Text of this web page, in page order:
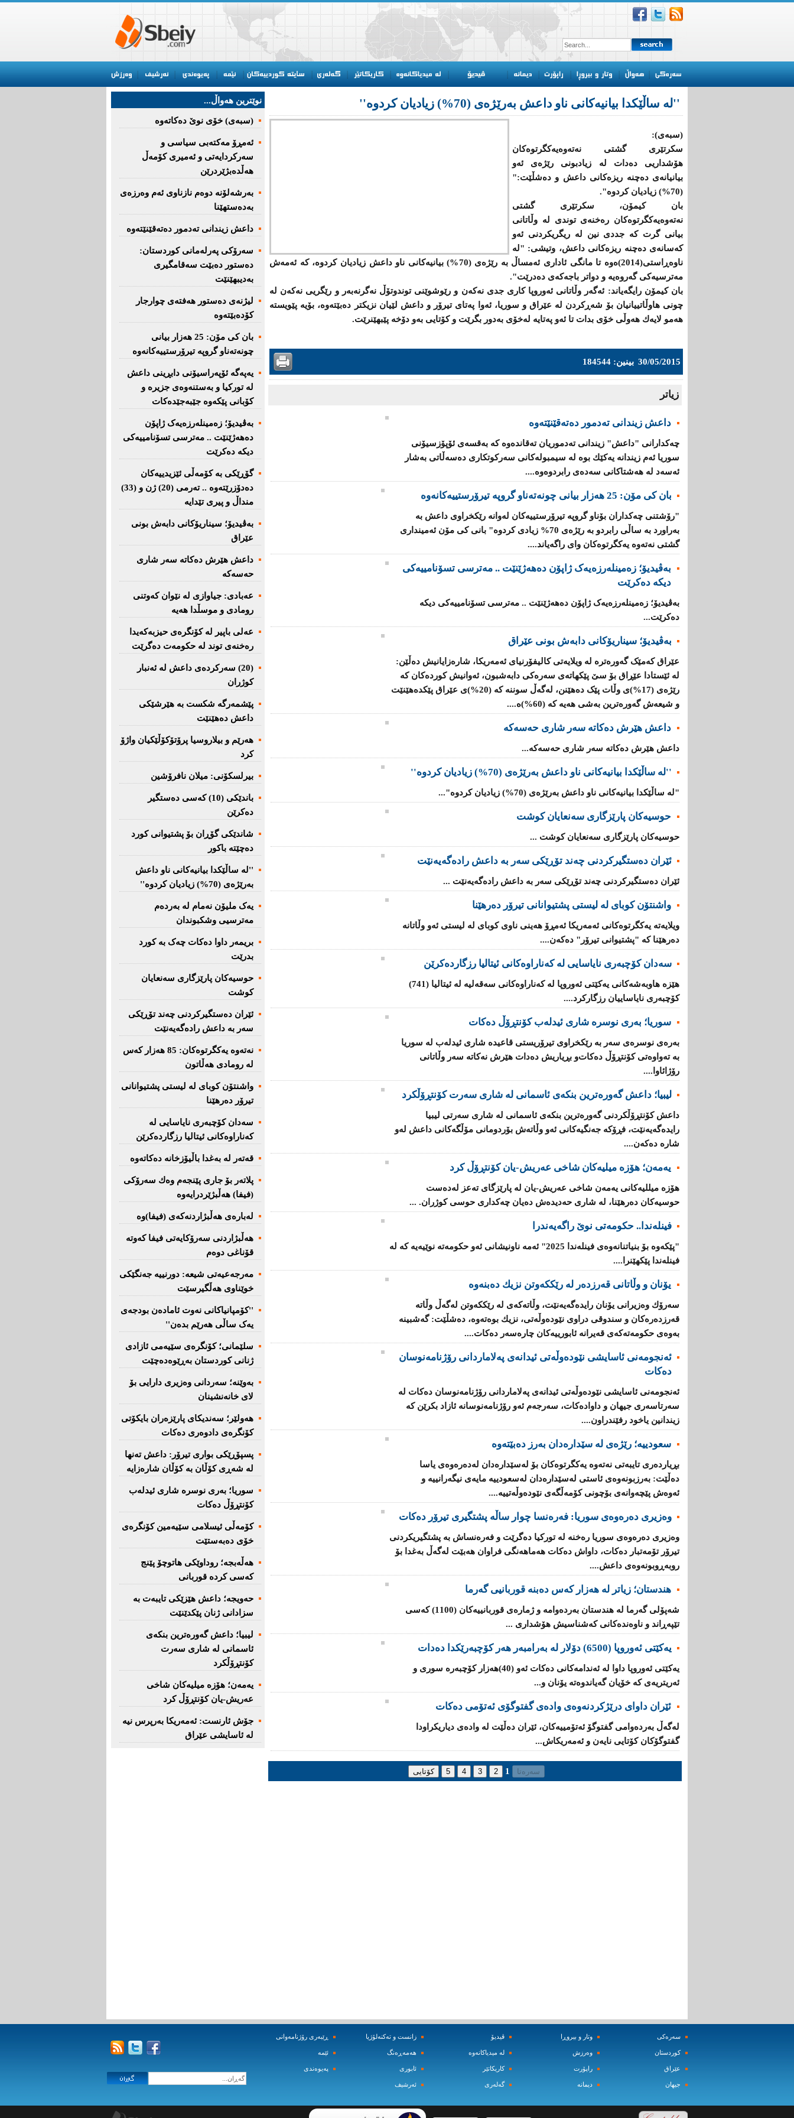
''لە ساڵێکدا بیانیه‌كانی ناو داعش بەرێژەى (70%) زیادیان کردوە''
(سبەی):
سكرتێری گشتی نه‌ته‌وه‌یه‌كگرتوه‌كان
هۆشداریی ده‌دات له‌ زیادبونی رێژه‌ی‌ ئه‌و
بیانیانه‌ی‌ ده‌چنه‌ ریزه‌كانی داعش ‌و ده‌شڵێت:"
(70%) زیادیان كردوه‌".
بان كیمۆن، سكرتێری گشتی
نه‌ته‌وه‌یه‌كگرتوه‌كان ره‌خنه‌ی‌ توندی له‌ وڵاتانی
بیانی گرت كه‌ جددی نین له‌ ریگریکردنی ئەو
كه‌سانه‌ی‌ ده‌چنه‌ ریزه‌كانی داعش، وتیشی: "له‌
ناوەڕ‌استی(2014)ه‌وه‌ تا مانگی ئاداری ئه‌مساڵ بە رێژەى (70%) بیانیه‌كانی ناو داعش زیادیان كردوه‌، كه‌ ئه‌مه‌ش
مه‌ترسیه‌كی گه‌روه‌یه‌‌ و دواتر باجه‌كه‌ی‌ ده‌درێت".
بان كیمۆن رایگه‌یاند: ئه‌گه‌ر وڵاتانی ئه‌وروپا كاری جدی نه‌كه‌ن ‌و رێوشوێنی توندوتۆڵ نه‌گرنه‌به‌ر ‌و رێگریی نه‌كه‌ن له‌
چونی هاوڵاتییانیان بۆ شه‌ڕكردن له‌ عێراق ‌و سوریا، ئه‌وا په‌تای تیرۆر‌ و داعش لێیان نزیكتر ده‌بێته‌وه‌، بۆیه‌ پێویسته‌
هه‌مو لایه‌ك هه‌وڵی خۆی بدات تا ئه‌و په‌تایه‌ له‌خۆی به‌دور بگرێت‌ و كۆتایی بەو دۆخە پێبهێنرێت.
30/05/2015 بینین: 184544
زیاتر
داعش زیندانی تەدمور دەتەقێنێتەوە
چەكدارانی "داعش" زیندانی تەدموریان تەقاندەوە كە بەقسەی ئۆپۆزسیۆنی
سوریا ئەم زیندانە یەكێك بوە لە سیمبولەكانی سەركوتكاری دەسەڵاتی بەشار
ئەسەد لە هەشتاكانی سەدەی رابردوەوە....
بان كی مۆن: 25 هەزار بیانی چونەتەناو گروپە تیرۆرستییەكانەوە
"رۆشتنی چەكداران بۆناو گروپە تیرۆرستییەكان لەوانە رێكخراوی داعش بە
بەراورد بە ساڵی رابردو بە رێژەی 70% زیادی كردوە" بانی كی مۆن ئەمینداری
گشتی نەتەوە یەكگرتوەكان وای راگەیاند....
بەڤیدیۆ؛ زەمینلەرزەیەک ژاپۆن دەهەژێنێت .. مەترسی تسۆنامییەکی
دیکە دەکرێت
بەڤیدیۆ؛ زەمینلەرزەیەک ژاپۆن دەهەژێنێت .. مەترسی تسۆنامییەکی دیکە
دەکرێت...
بەڤیدیۆ؛ سیناریۆکانی دابەش بونی عێراق
عێراق کەمێک گەورەترە لە ویلایەتی کالیفۆرنیای ئەمەریکا، شارەزایانیش دەڵێن:
لە ئێستادا عێڕاق بۆ سێ پێکهاتەی سەرەکی دابەشبون، ئەوانیش کوردەکان کە
رێژەی (17%)ی وڵات پێک دەهێنن، لەگەڵ سوننە کە (20%)ی عێراق پێکدەهێنێت
و شیعەش گەورەترین بەشی هەیە کە (60%)ە....
داعش هێرش دەکاتە سەر شاری حەسەکە
داعش هێرش دەکاتە سەر شاری حەسەکە...
''لە ساڵێکدا بیانیه‌كانی ناو داعش بەرێژەى (70%) زیادیان کردوە''
"لە ساڵێکدا بیانیه‌كانی ناو داعش بەرێژەى (70%) زیادیان کردوە"...
حوسیەکان پارێزگارى سەنعایان کوشت
حوسیەکان پارێزگارى سەنعایان کوشت ...
ئێران دەستگیرکردنى چه‌ند تۆڕێكی‌ سه‌ر به‌ داعش رادەگەیەنێت
ئێران دەستگیرکردنى چه‌ند تۆڕێكی‌ سه‌ر به‌ داعش رادەگەیەنێت ...
واشنتۆن كوبای لە لیستی پشتیوانانی تیرۆر دەرهێنا
ویلایەتە یەكگرتوەكانی ئەمەریكا ئەمڕۆ هەینی ناوی كوبای لە لیستی ئەو وڵاتانە
دەرهێنا كە "پشتیوانی تیرۆر" دەكەن....
سەدان كۆچبەری نایاسایی لە كەناراوەكانی ئیتالیا رزگاردەكرێن
هێزە هاوبەشەكانی یەكێتی ئەوروپا لە كەناراوەكانی سەقەلیە لە ئیتالیا (741)
كۆچبەری نایاساییان رزگاركرد....
سوریا؛ بەری نوسرە شاری ئیدلەب كۆنتڕۆڵ دەكات
بەرەی نوسرەی سەر بە رێكخراوی تیرۆریستی قاعیدە شاری ئیدلەب لە سوریا
بە تەواوەتی كۆنتڕۆڵ دەكات‌و بڕیاریش دەدات هێرش نەكاتە سەر وڵاتانی
رۆژائاوا....
لیبیا؛ داعش گەورەترین بنكەی ئاسمانی لە شاری سەرت کۆنتڕۆڵکرد
داعش كۆنتڕۆڵکردنی گەورەترین بنكەی ئاسمانی لە شاری سەرتی لیبیا
رایدەگەیەنێت، فڕۆكە جەنگیەكانی ئەو وڵاتەش بۆردومانی مۆڵگەكانی داعش لەو
شارە دەكەن....
یەمەن؛ هۆزە میلیەكان شاخی عەریش-یان كۆنتڕۆڵ كرد
هۆزە میللیەكانی یەمەن شاخی عەریش-یان لە پارێزگای تەعز لەدەست
حوسیەكان دەرهێنا، لە شاری حەدیدەش دەیان چەكداری حوسی كوژران. ...
فینلەندا.. حكومەتی نوێ راگەیەندرا
"پێكەوە بۆ بنیاتنانەوەی فینلەندا 2025" ئەمە ناونیشانی ئەو حكومەتە نوێیەیە كە لە
فینلەندا پێكهێنرا....
یۆنان‌ و وڵاتانی‌ قه‌رزده‌ر له‌ رێککەوتن نزیك ده‌بنه‌وه‌
سه‌رۆك وه‌زیرانی‌ یۆنان رایده‌گه‌یه‌نێت، وڵاته‌كه‌ی‌ له‌ رێکكه‌وتن له‌گه‌ڵ وڵاته‌
قه‌رزده‌ره‌كان‌ و سندوقی‌ دراوی‌ نێوده‌وڵه‌تی، نزیك بوه‌ته‌وه‌، ده‌شڵێت: گه‌شبینه‌
به‌وه‌ی‌ حكومه‌ته‌كه‌ی‌ قه‌یرانه‌ ئابورییه‌كان چاره‌سه‌ر ده‌كات....
ئه‌نجومه‌نی ئاسایشی نێوده‌وڵه‌تی ئیدانه‌ی په‌لاماردانی رۆژنامه‌نوسان
ده‌كات
ئه‌نجومه‌نی ئاسایشی نێوده‌وڵه‌تی ئیدانه‌ی په‌لاماردانی رۆژنامه‌نوسان ده‌كات له‌
سه‌رتاسه‌ری جیهان و داواده‌كات، سه‌رجه‌م ئه‌و رۆژنامه‌نوسانه‌ ئازاد بكرێن كه‌
زیندانین یاخود رفێندراون....
سعودییە؛ رێژەی لە سێدارەدان بەرز دەبێتەوە
بڕیارده‌ری تایبه‌تی نه‌ته‌وه‌ یه‌كگرتوه‌كان بۆ له‌سێداره‌دان له‌ده‌ره‌وه‌ی یاسا
ده‌ڵێت: به‌رزبونه‌وه‌ی ئاستی له‌سێداره‌دان له‌سعودییه‌ مایه‌ی نیگه‌رانییه‌ و
ئه‌وه‌ش پێچه‌وانه‌ی بۆچونی كۆمه‌ڵگه‌ی‌ نێوده‌وڵه‌تییه‌....
وەزیری دەرەوەی سوریا: فه‌ره‌نسا چوار ساڵه‌ پشتگیری تیرۆر ده‌كات
وه‌زیری ده‌ره‌وه‌ی سوریا ره‌خنه‌ له‌ توركیا ده‌گرێت و فه‌ره‌نساش به‌ پشتگیریكردنی
تیرۆر تۆمه‌تبار ده‌كات، داواش ده‌كات هه‌ماهه‌نگی فراوان هه‌بێت له‌گه‌ڵ به‌غدا بۆ
روبه‌ڕوبونه‌وه‌ی داعش....
هندستان؛ زیاتر لە هەزار کەس دەبنە قوربانیی گەرما
شه‌پۆلی‌ گه‌رما له‌ هندستان به‌رده‌وامه‌ و ژماره‌ی‌ قوربانییه‌كان (1100) کەسی
تێپه‌ڕاند و ناوه‌نده‌كانی‌ كه‌شناسیش هۆشداری‌ ...
یه‌كێتی‌ ئه‌وروپا (6500) دۆلار له‌ به‌رامبه‌ر هه‌ر كۆچبه‌رێكدا ده‌دات
یه‌كێتی‌ ئه‌وروپا داوا له‌ ئه‌ندامه‌كانی‌ ده‌كات ئه‌و (40)هه‌زار كۆچبه‌ره‌ سوری‌ و
ئه‌ریتریه‌ی‌ کە خۆیان گه‌یاندوه‌ته‌ یۆنان و...
ئێران داوای‌ درێژكردنه‌وه‌ی‌ واده‌ی‌ گفتوگۆی ئەتۆمی ده‌كات
له‌گه‌ڵ به‌رده‌وامی‌ گفتوگۆ ئه‌تۆمییه‌كان، ئێران ده‌ڵێت له‌ واده‌ی‌ دیاریكراودا
گفتوگۆكان كۆتایی‌ نایه‌ن و ئەمەریکاش...
1
نوێترین هه‌واڵ...
(سبەى) خۆى نوێ دەکاتەوە
ئه‌مڕۆ مه‌كته‌بی‌ سیاسی‌ و
سه‌ركردایه‌تی‌ و ئه‌میری‌ كۆمه‌ڵ
هەڵدەبژێردرێن
به‌رشه‌لۆنه‌ دوه‌م نازناوی ئه‌م وه‌رزه‌ی
به‌ده‌ستهێنا
داعش زیندانی تەدمور دەتەقێنێتەوە
سەرۆكی پەرلەمانی كوردستان:
دەستور دەبێت سەقامگیری
بەدیبهێنێت
لیژنەی دەستور هەفتەی چوارجار
كۆدەبێتەوە
بان كی مۆن: 25 هەزار بیانی
چونەتەناو گروپە تیرۆرستییەكانەوە
یەپەگە ئۆپەراسیۆنی دابڕینی داعش
لە تورکیا و بەستنەوەی جزیرە و
کۆبانی پێکەوە جێبەجێدەکات
بەڤیدیۆ؛ زەمینلەرزەیەک ژاپۆن
دەهەژێنێت .. مەترسی تسۆنامییەکی
دیکە دەکرێت
گۆڕێکی بە کۆمەڵی ئێزیدییەکان
دەدۆزرێتەوە .. تەرمی (20) ژن و (33)
منداڵ و پیری تێدایە
بەڤیدیۆ؛ سیناریۆکانی دابەش بونی
عێراق
داعش هێرش دەکاتە سەر شاری
حەسەکە
عه‌بادی: جیاوازی له‌ نێوان کەوتنی
رومادی و موسڵدا هه‌یه‌
عەلی باپیر لە کۆنگرەی حیزبەکەیدا
رەخنەی توند لە حکومەت دەگرێت
(20) سه‌ركرده‌ی داعش لە ئەنبار
کوژران
پێشمەرگە شكست بە هێرشێكی
داعش دەهێنێت
هەرێم و بیلاروسیا پرۆتۆکۆڵێکیان واژۆ
کرد
بیرلسكۆنی: میلان نافرۆشین
باندێکی (10) کەسى دەستگیر
دەکرێن
شاندێکى گۆڕان بۆ پشتیوانی کورد
دەچێتە باکور
''لە ساڵێکدا بیانیه‌كانی ناو داعش
بەرێژەى (70%) زیادیان کردوە''
یەک ملیۆن نەمام لە بەردەم
مەترسیی وشکبوندان
بریمه‌ر داوا دەکات چەک بە کورد
بدرێت
حوسیەکان پارێزگارى سەنعایان
کوشت
ئێران دەستگیرکردنى چه‌ند تۆڕێكی‌
سه‌ر به‌ داعش رادەگەیەنێت
نەتەوە یەكگرتوەكان: 85 هەزار كەس
لە رومادی هەڵاتون
واشنتۆن كوبای لە لیستی پشتیوانانی
تیرۆر دەرهێنا
سەدان كۆچبەری نایاسایی لە
كەناراوەكانی ئیتالیا رزگاردەكرێن
قەتەر لە بەغدا باڵیۆزخانە دەكاتەوە
پلاتەر بۆ جاری پێنجەم وەك سەرۆكی
(فیفا) هەڵبژێردرایەوە
لەبارەی هەڵبژاردنەكەی (فیفا)وە
هەڵبژاردنی سەرۆكایەتی فیفا كەوتە
قۆناغی دوەم
مەرجەعیەتی شیعە: دورنییە جەنگێكی
خوێناوی هەڵگیرسێت
''کۆمپانیاکانی نەوت ئامادەن بودجەی
یەک ساڵی هەرێم بدەن''
سلێمانی؛ كۆنگرەی سێیەمی ئازادی
ژنانی كوردستان بەڕێوەدەچێت
بەوێنە؛ سەردانی وەزیری دارایی بۆ
لای خانەنشینان
هەولێر؛ سەندیكای پارێزەران بایكۆتی
كۆنگرەی دادوەری دەكات
پسپۆڕێكی بواری تیرۆر: داعش تەنها
لە شەڕی كۆڵان بە كۆڵان شارەزایە
سوریا؛ بەری نوسرە شاری ئیدلەب
كۆنتڕۆڵ دەكات
كۆمەڵی ئیسلامی سێیەمین كۆنگرەی
خۆی دەبەستێت
هەڵەبجە؛ روداوێکی هاتوچۆ پێنج
کەسی کردە قوربانی
حەویجە؛ داعش هێزێكی تایبەت بە
سزادانی ژنان پێكدێنێت
لیبیا؛ داعش گەورەترین بنكەی
ئاسمانی لە شاری سەرت
کۆنتڕۆڵکرد
یەمەن؛ هۆزە میلیەكان شاخی
عەریش-یان كۆنتڕۆڵ كرد
جۆش ئارنست: ئەمەریكا بەرپرس نیە
لە ئاسایشی عێراق
سه‌ره‌کی
کوردستان
عێراق
جیهان
وتار و بیروڕا
وه‌رزش‌
راپۆرت
دیمانه‌
ڤیدیۆ
له‌ میدیاکانه‌وه‌
کاریکاتێر
گه‌له‌ری
زانست و ته‌کنه‌لۆژیا
هه‌مه‌ڕه‌نگ
ئابوری
ئه‌رشیف
ڕێبه‌ری رۆژنامه‌وانی
ئێمه‌
په‌یوه‌ندی